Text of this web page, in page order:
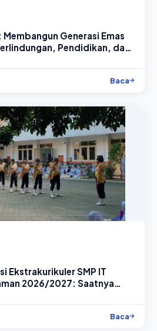
Generasi Emas
Pendidikan, dan
Baca
Ekstrakurikuler SMP IT
2026/2027: Saatnya
Baca